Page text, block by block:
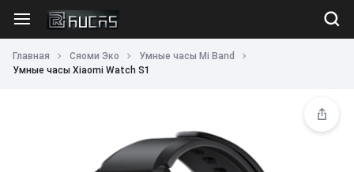
Главная Сяоми Эко
Умные часы Mi Band
Умные часы Xiaomi Watch S1